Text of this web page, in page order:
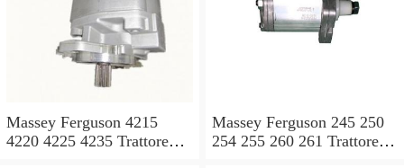
Massey Ferguson 4215
4220 4225 4235 Trattore
Massey Ferguson 245 250
254 255 260 261 Trattore